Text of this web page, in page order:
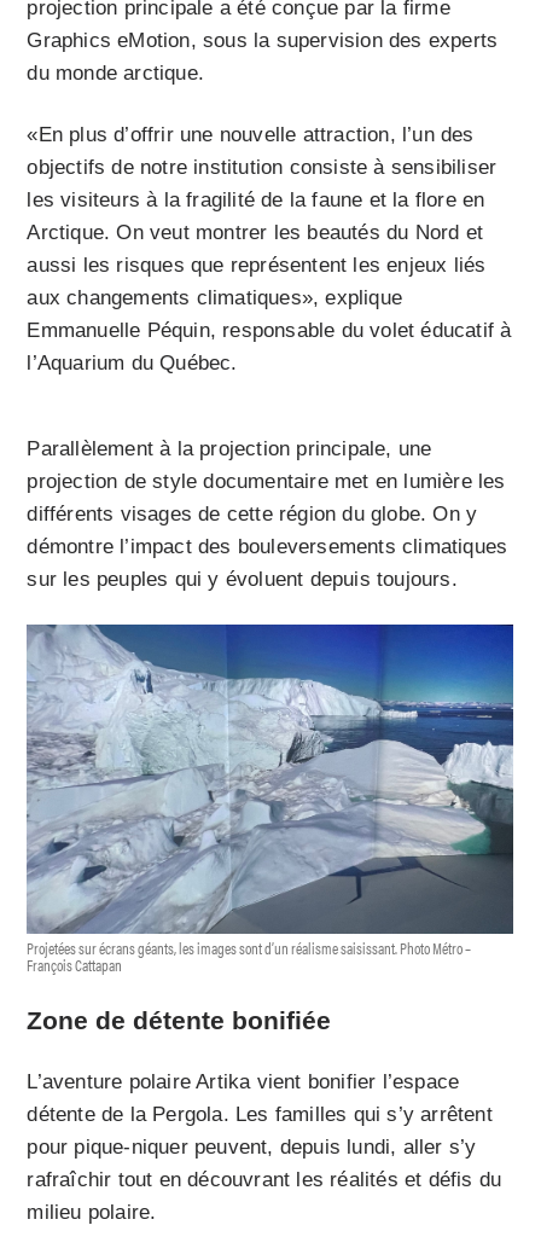
projection principale a été conçue par la firme
Graphics eMotion, sous la supervision des experts
du monde arctique.
«En plus d’offrir une nouvelle attraction, l’un des
objectifs de notre institution consiste à sensibiliser
les visiteurs à la fragilité de la faune et la flore en
Arctique. On veut montrer les beautés du Nord et
aussi les risques que représentent les enjeux liés
aux changements climatiques», explique
Emmanuelle Péquin, responsable du volet éducatif à
l’Aquarium du Québec.
Parallèlement à la projection principale, une
projection de style documentaire met en lumière les
différents visages de cette région du globe. On y
démontre l’impact des bouleversements climatiques
sur les peuples qui y évoluent depuis toujours.
Projetées sur écrans géants, les images sont d’un réalisme saisissant. Photo Métro –
François Cattapan
Zone de détente bonifiée
L’aventure polaire Artika vient bonifier l’espace
détente de la Pergola. Les familles qui s’y arrêtent
pour pique-niquer peuvent, depuis lundi, aller s’y
rafraîchir tout en découvrant les réalités et défis du
milieu polaire.